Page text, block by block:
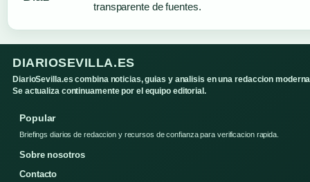
transparente de fuentes.
DIARIOSEVILLA.ES
DiarioSevilla.es combina noticias, guias y analisis en una redaccion
Se actualiza continuamente por el equipo editorial.
Popular
Briefings diarios de redaccion y recursos de confianza para verificacion rapida.
Sobre nosotros
Contacto